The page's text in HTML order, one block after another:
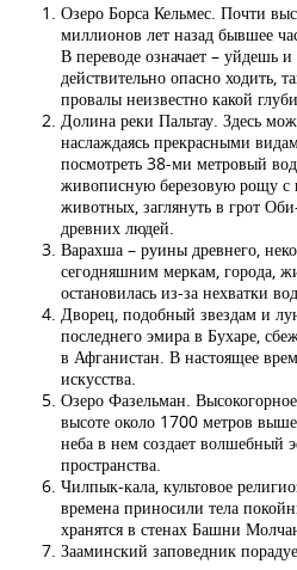
Озеро Борса Кельмес. Почти
миллионов лет назад бывшее
В переводе означает – уйдешь
действительно опасно ходить,
провалы неизвестно какой
Долина реки Пальтау. Здесь
наслаждаясь прекрасными
посмотреть 38-ми метровый
живописную березовую рощу
животных, заглянуть в грот
древних людей.
Варахша – руины древнего,
сегодняшним меркам, города,
остановилась из-за нехватки
Дворец, подобный звездам и
последнего эмира в Бухаре,
в Афганистан. В настоящее
искусства.
Озеро Фазельман.
высоте около 1700 метров
неба в нем создает волшебный
пространства.
Чилпык-кала, культовое
времена приносили тела
хранятся в стенах Башни
Зааминский заповедник